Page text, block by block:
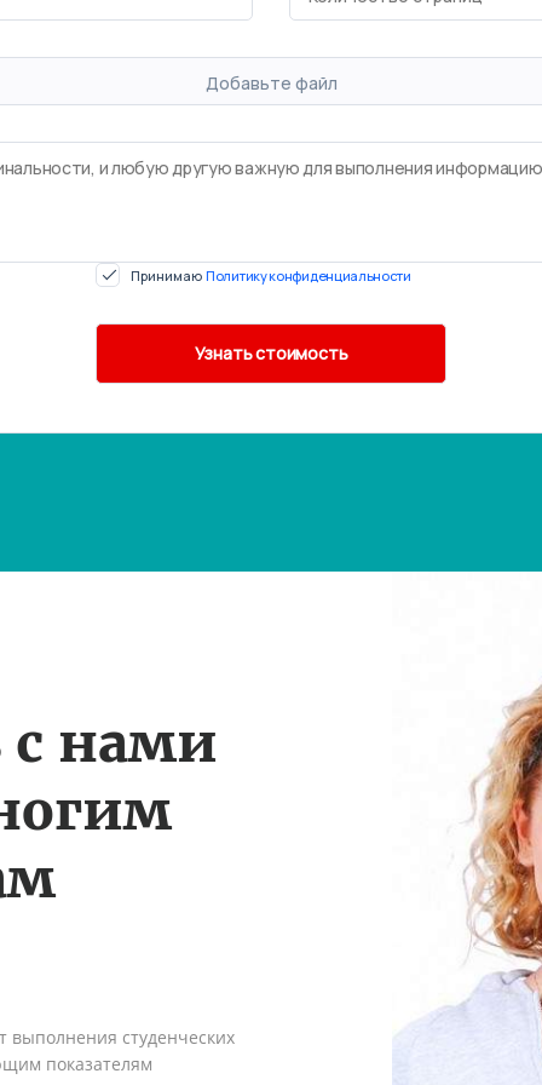
Добавьте файл
Принимаю Политику конфиденциальности
с нами
выполнения студенческих
показателям